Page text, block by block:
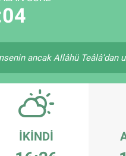
ancak Allâhü Teâlâ’dan
İKINDI